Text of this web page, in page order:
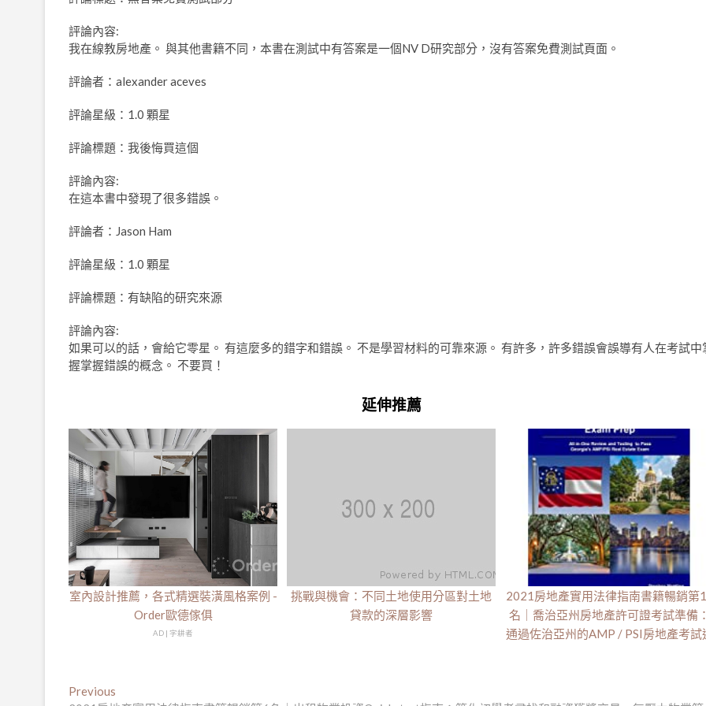
評論內容:
我在線教房地產。 與其他書籍不同，本書在測試中有答案是一個NV D研究部分，沒有答案免費測試頁面。
評論者：alexander aceves
評論星級：1.0 顆星
評論標題：我後悔買這個
評論內容:
在這本書中發現了很多錯誤。
評論者：Jason Ham
評論星級：1.0 顆星
評論標題：有缺陷的研究來源
評論內容:
如果可以的話，會給它零星。 有這麼多的錯字和錯誤。 不是學習材料的可靠來源。 有許多，許多錯誤會誤導有人在考試中
握掌握錯誤的概念。 不要買！
延伸推薦
室內設計推薦，各式精選裝潢風格案例 -
Order歐德傢俱
AD | 字耕者
挑戰與機會：不同土地使用分區對土地
貸款的深層影響
2021房地產實用法律指南書籍暢銷第
名｜喬治亞州房地產許可證考試準備
通過佐治亞州的AMP / PSI房地產考試
文
Previous